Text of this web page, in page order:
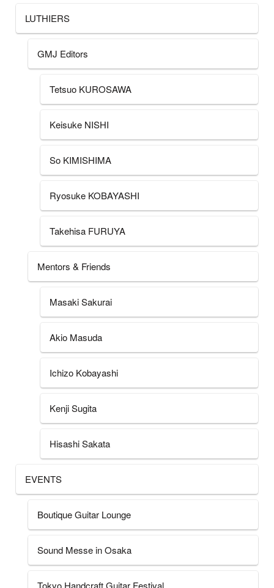
LUTHIERS
GMJ Editors
Tetsuo KUROSAWA
Keisuke NISHI
So KIMISHIMA
Ryosuke KOBAYASHI
Takehisa FURUYA
Mentors & Friends
Masaki Sakurai
Akio Masuda
Ichizo Kobayashi
Kenji Sugita
Hisashi Sakata
EVENTS
Boutique Guitar Lounge
Sound Messe in Osaka
Tokyo Handcraft Guitar Festival